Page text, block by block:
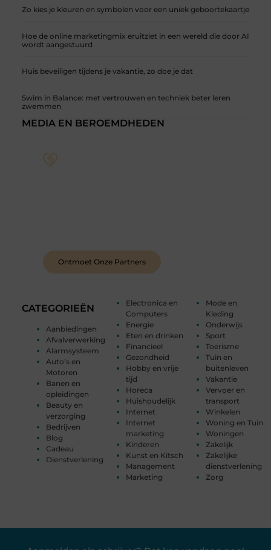
Zo kies je kleuren en symbolen voor een uniek geboortekaartje
Hoe de online marketingmix eruitziet in een wereld die door AI
wordt aangestuurd
Huis beveiligen tijdens je vakantie, zo doe je dat
Swim in Balance: met vertrouwen en techniek beter leren
zwemmen
CATEGORIEËN
Aanbiedingen
Afvalverwerking
Alarmsysteem
Auto’s en
Motoren
Banen en
opleidingen
Beauty en
verzorging
Bedrijven
Blog
Cadeau
Dienstverlening
Electronica en
Computers
Energie
Eten en drinken
Financieel
Gezondheid
Hobby en vrije
tijd
Horeca
Huishoudelijk
Internet
Internet
marketing
Kinderen
Kunst en Kitsch
Management
Marketing
Mode en
Kleding
Onderwijs
Sport
Toerisme
Tuin en
buitenleven
Vakantie
Vervoer en
transport
Winkelen
Woning en Tuin
Woningen
Zakelijk
Zakelijke
dienstverlening
Zorg
MEDIA EN BEROEMDHEDEN
Ontmoet Onze Partners